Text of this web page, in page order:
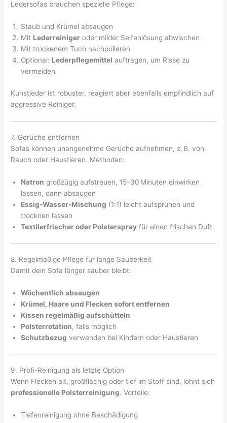
Ledersofas brauchen spezielle Pflege:
Staub und Krümel absaugen
Mit Lederreiniger oder milder Seifenlösung abwischen
Mit trockenem Tuch nachpolieren
Optional: Lederpflegemittel auftragen, um Risse zu
vermeiden
Kunstleder ist robuster, reagiert aber ebenfalls empfindlich auf
aggressive Reiniger.
7. Gerüche entfernen
Sofas können unangenehme Gerüche aufnehmen, z. B. von
Rauch oder Haustieren. Methoden:
Natron großzügig aufstreuen, 15–30 Minuten einwirken
lassen, dann absaugen
Essig-Wasser-Mischung (1:1) leicht aufsprühen und
trocknen lassen
Textilerfrischer oder Polsterspray für einen frischen Duft
8. Regelmäßige Pflege für lange Sauberkeit
Damit dein Sofa länger sauber bleibt:
Wöchentlich absaugen
Krümel, Haare und Flecken sofort entfernen
Kissen regelmäßig aufschütteln
Polsterrotation, falls möglich
Schutzbezug verwenden bei Kindern oder Haustieren
9. Profi-Reinigung als letzte Option
Wenn Flecken alt, großflächig oder tief im Stoff sind, lohnt sich
professionelle Polsterreinigung. Vorteile:
Tiefenreinigung ohne Beschädigung